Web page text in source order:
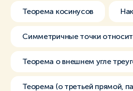
Теорема косинусов
Симметричные точки
Теорема о внешнем угле
Теорема (о третьей прямой,